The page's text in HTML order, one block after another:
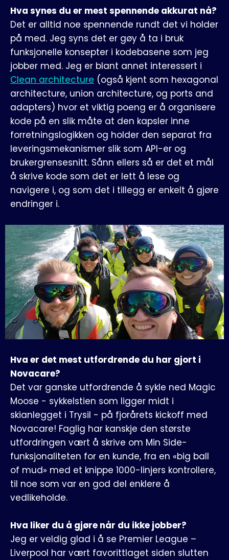
Hva synes du er mest spennende akkurat nå?
Det er alltid noe spennende rundt det vi holder
på med. Jeg syns det er gøy å ta i bruk
funksjonelle konsepter i kodebasene som jeg
jobber med. Jeg er blant annet interessert i
Clean architecture (også kjent som hexagonal
architecture, union architecture, og ports and
adapters) hvor et viktig poeng er å organisere
kode på en slik måte at den kapsler inne
forretningslogikken og holder den separat fra
leveringsmekanismer slik som API-er og
brukergrensesnitt. Sånn ellers så er det et mål
å skrive kode som det er lett å lese og
navigere i, og som det i tillegg er enkelt å gjøre
endringer i.
Hva er det mest utfordrende du har gjort i
Novacare?
Det var ganske utfordrende å sykle ned Magic
Moose - sykkelstien som ligger midt i
skianlegget i Trysil - på fjorårets kickoff med
Novacare! Faglig har kanskje den største
utfordringen vært å skrive om Min Side-
funksjonaliteten for en kunde, fra en «big ball
of mud» med et knippe 1000-linjers kontrollere,
til noe som var en god del enklere å
vedlikeholde.
Hva liker du å gjøre når du ikke jobber?
Jeg er veldig glad i å se Premier League –
Liverpool har vært favorittlaget siden slutten